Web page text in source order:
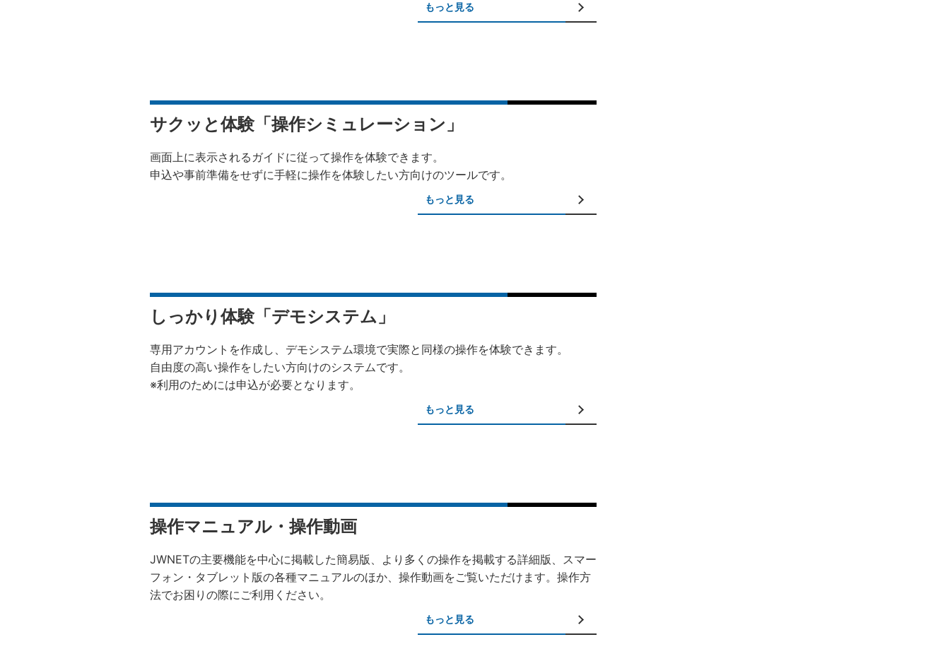
もっと見る
サクッと体験「操作シミュレーション」
画面上に表示されるガイドに従って操作を体験できます。
申込や事前準備をせずに手軽に操作を体験したい方向けのツールです。
もっと見る
しっかり体験「デモシステム」
専用アカウントを作成し、デモシステム環境で実際と同様の操作を体験できます。
自由度の高い操作をしたい方向けのシステムです。
※利用のためには申込が必要となります。
もっと見る
操作マニュアル・操作動画
JWNETの主要機能を中心に掲載した簡易版、より多くの操作を掲載する詳細版、スマー
フォン・タブレット版の各種マニュアルのほか、操作動画をご覧いただけます。操作方
法でお困りの際にご利用ください。
もっと見る